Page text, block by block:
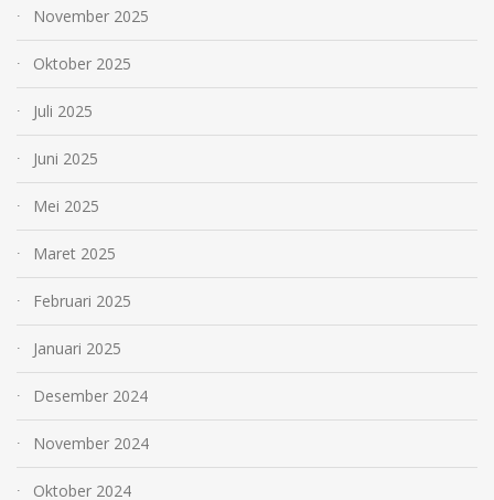
November 2025
Oktober 2025
Juli 2025
Juni 2025
Mei 2025
Maret 2025
Februari 2025
Januari 2025
Desember 2024
November 2024
Oktober 2024